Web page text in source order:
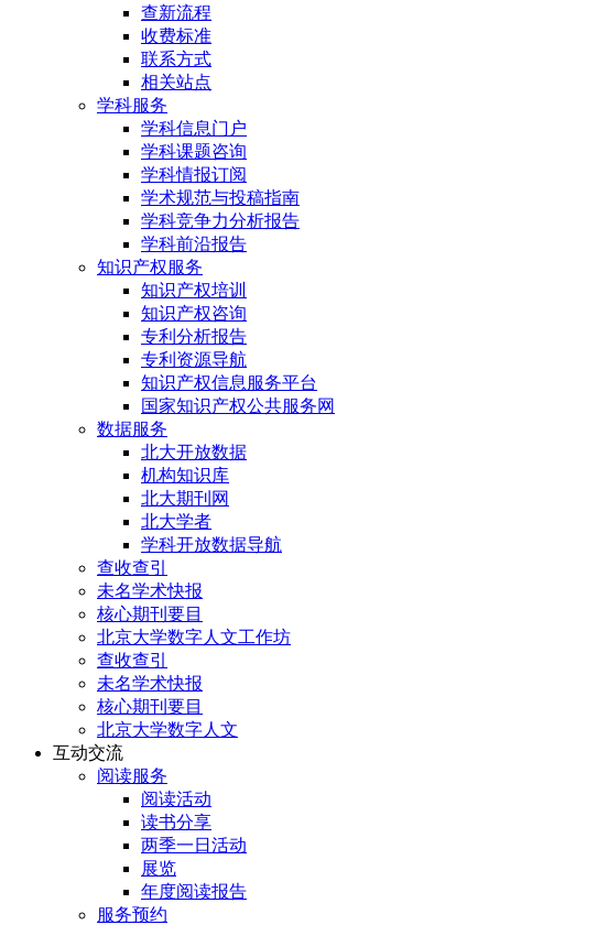
查新流程
收费标准
联系方式
相关站点
学科服务
学科信息门户
学科课题咨询
学科情报订阅
学术规范与投稿指南
学科竞争力分析报告
学科前沿报告
知识产权服务
知识产权培训
知识产权咨询
专利分析报告
专利资源导航
知识产权信息服务平台
国家知识产权公共服务网
数据服务
北大开放数据
机构知识库
北大期刊网
北大学者
学科开放数据导航
查收查引
未名学术快报
核心期刊要目
北京大学数字人文工作坊
查收查引
未名学术快报
核心期刊要目
北京大学数字人文
互动交流
阅读服务
阅读活动
读书分享
两季一日活动
展览
年度阅读报告
服务预约